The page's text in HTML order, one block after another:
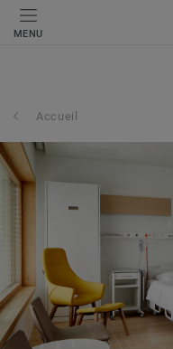
MENU
Accueil